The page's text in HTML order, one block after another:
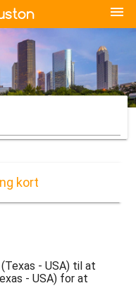
menu
kort
- USA) til at
- USA) for at